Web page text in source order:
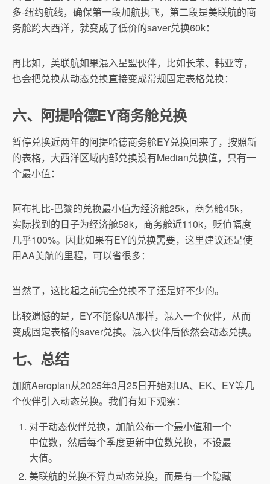
多-纽约航线，确保第一段加航执飞，第二段是美联航的商
务舱跨大西洋，就变成了低价的saver兑换60k：
再比如，美联航如果混入星盟伙伴，比如长荣、韩亚等，
也会把兑换从动态兑换直接变成常规固定表格兑换：
六、阿提哈德EY商务舱兑换
暂停兑换近两年的阿提哈德商务舱EY兑换回来了，按照新
的表格，大西洋区域内部兑换没有Median兑换值，只有一
个最小值：
阿布扎比-巴黎的兑换最小值为经济舱25k，商务舱45k，
实际找到的日子为经济舱58k，商务舱近110k，贬值幅度
几乎100%。因此如果有EY的兑换需要，这里建议还是使
用AA美航的里程，可以省很多：
当然了，这比起之前完全兑换不了还是好不少的。
比较遗憾的是，EY不能像UA那样，混入一个伙伴，从而
变成固定表格的saver兑换。混入伙伴后依然会动态兑换。
七、总结
加航Aeroplan从2025年3月25日开始对UA、EK、EY等几
个伙伴引入动态兑换。我们有如下观察：
对于动态伙伴兑换，加航公布一个最小值和一个
中位数，然后每个季度更新中位数兑换，不设最
大值。
美联航的兑换不算真动态兑换，而是有一个隐藏